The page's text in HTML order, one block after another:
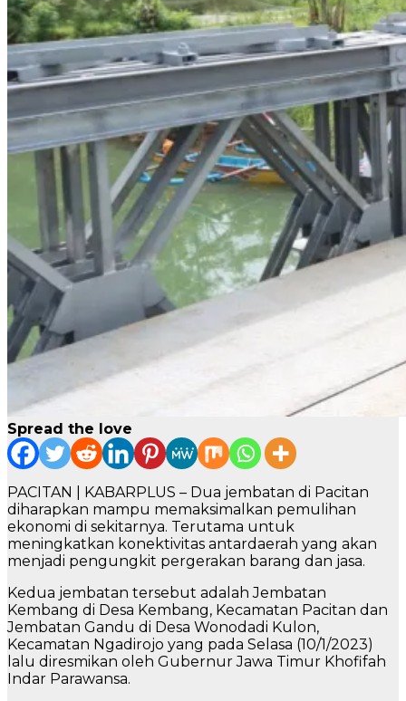
Spread the love
PACITAN | KABARPLUS – Dua jembatan di Pacitan
diharapkan mampu memaksimalkan pemulihan
ekonomi di sekitarnya. Terutama untuk
meningkatkan konektivitas antardaerah yang akan
menjadi pengungkit pergerakan barang dan jasa.
Kedua jembatan tersebut adalah Jembatan
Kembang di Desa Kembang, Kecamatan Pacitan dan
Jembatan Gandu di Desa Wonodadi Kulon,
Kecamatan Ngadirojo yang pada Selasa (10/1/2023)
lalu diresmikan oleh Gubernur Jawa Timur Khofifah
Indar Parawansa.